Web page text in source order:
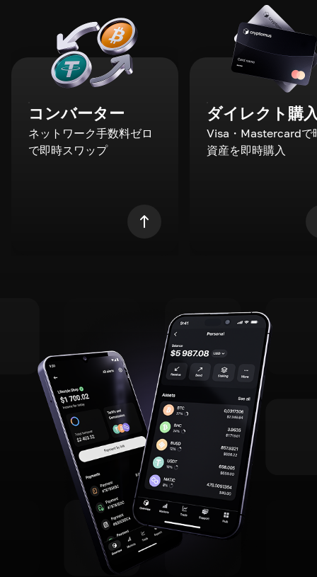
コンバーター
ネットワーク手数料ゼロ
で即時スワップ
ダイレクト購
Visa・Mastercardで
資産を即時購入